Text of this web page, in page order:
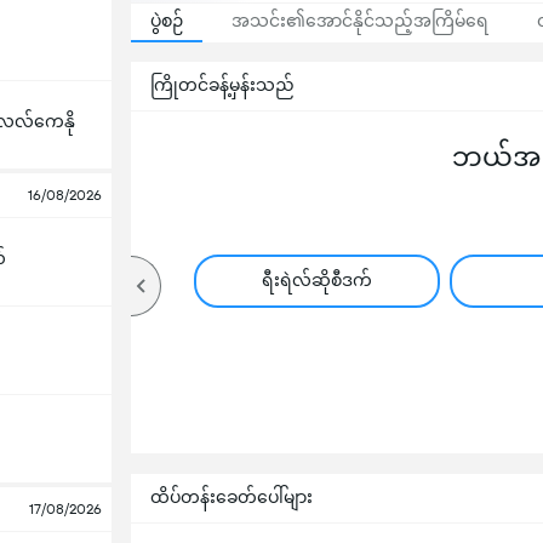
ေလ်ကေနို
16/08/2026
17/08/2026
ပွဲစဉ် အသင်း၏အောင်နိုင်သည့်အကြိမ်ရေ
ကြိုတင်ခန့်မှန်းသည်
ဘယ်အ
ရီးရဲလ်ဆိုစီဒက်
ထိပ်တန်းခေတ်ပေါ်များ